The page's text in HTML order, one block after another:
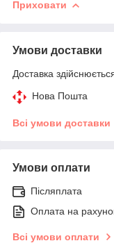
Приховати
Умови доставки
Доставка
Нова Пошта
Всі умови доставки
Умови оплати
Післяплата
Оплата на
Всі умови оплати